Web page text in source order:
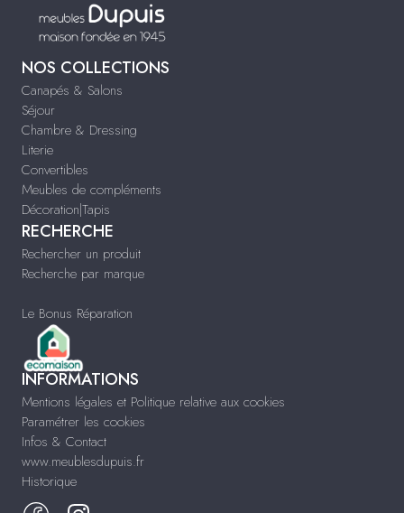
NOS COLLECTIONS
Canapés & Salons
Séjour
Chambre & Dressing
Literie
Convertibles
Meubles de compléments
Décoration|Tapis
RECHERCHE
Rechercher un produit
Recherche par marque
Le Bonus Réparation
INFORMATIONS
Mentions légales et Politique relative aux cookies
Paramétrer les cookies
Infos & Contact
www.meublesdupuis.fr
Historique